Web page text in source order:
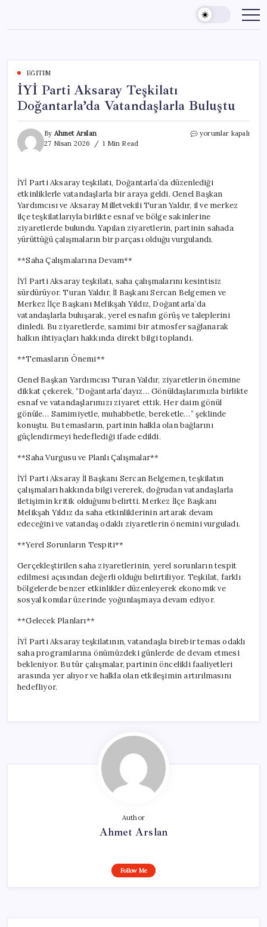
content
EĞITIM
İYİ Parti Aksaray Teşkilatı
Doğantarla’da Vatandaşlarla Buluştu
By Ahmet Arslan
27 Nisan 2026
1 Min Read
İYİ
Vatandaşlarla
Buluştu
için
yorumlar kapalı
İYİ Parti Aksaray teşkilatı, Doğantarla’da düzenlediği
etkinliklerle vatandaşlarla bir araya geldi. Genel Başkan
Yardımcısı ve Aksaray Milletvekili Turan Yaldır, il ve merkez
ilçe teşkilatlarıyla birlikte esnaf ve bölge sakinlerine
ziyaretlerde bulundu. Yapılan ziyaretlerin, partinin sahada
yürüttüğü çalışmaların bir parçası olduğu vurgulandı.
**Saha Çalışmalarına Devam**
İYİ Parti Aksaray teşkilatı, saha çalışmalarını kesintisiz
sürdürüyor. Turan Yaldır, İl Başkanı Sercan Belgemen ve
Merkez İlçe Başkanı Melikşah Yıldız, Doğantarla’da
vatandaşlarla buluşarak, yerel esnafın görüş ve taleplerini
dinledi. Bu ziyaretlerde, samimi bir atmosfer sağlanarak
halkın ihtiyaçları hakkında direkt bilgi toplandı.
**Temasların Önemi**
Genel Başkan Yardımcısı Turan Yaldır, ziyaretlerin önemine
dikkat çekerek, “Doğantarla’dayız… Gönüldaşlarımızla birlikte
esnaf ve vatandaşlarımızı ziyaret ettik. Her daim gönül
gönüle… Samimiyetle, muhabbetle, bereketle…” şeklinde
konuştu. Bu temasların, partinin halkla olan bağlarını
güçlendirmeyi hedeflediği ifade edildi.
**Saha Vurgusu ve Planlı Çalışmalar**
İYİ Parti Aksaray İl Başkanı Sercan Belgemen, teşkilatın
çalışmaları hakkında bilgi vererek, doğrudan vatandaşlarla
iletişimin kritik olduğunu belirtti. Merkez İlçe Başkanı
Melikşah Yıldız da saha etkinliklerinin artarak devam
edeceğini ve vatandaş odaklı ziyaretlerin önemini vurguladı.
**Yerel Sorunların Tespiti**
Gerçekleştirilen saha ziyaretlerinin, yerel sorunların tespit
edilmesi açısından değerli olduğu belirtiliyor. Teşkilat, farklı
bölgelerde benzer etkinlikler düzenleyerek ekonomik ve
sosyal konular üzerinde yoğunlaşmaya devam ediyor.
**Gelecek Planları**
İYİ Parti Aksaray teşkilatının, vatandaşla birebir temas odaklı
saha programlarına önümüzdeki günlerde de devam etmesi
bekleniyor. Bu tür çalışmalar, partinin öncelikli faaliyetleri
arasında yer alıyor ve halkla olan etkileşimin artırılmasını
hedefliyor.
Author
Ahmet Arslan
Follow Me